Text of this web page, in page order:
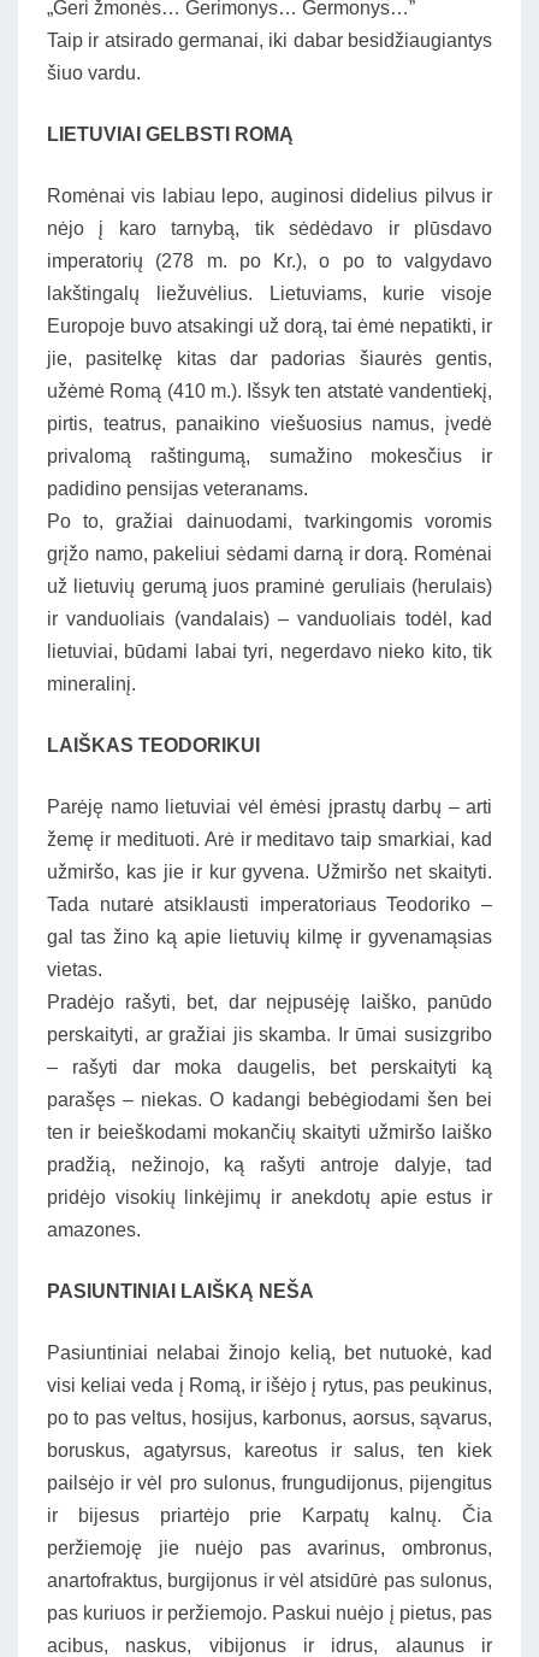
„Geri žmonės… Gerimonys… Germonys…”
Taip ir atsirado germanai, iki dabar besidžiaugiantys
šiuo vardu.
LIETUVIAI GELBSTI ROMĄ
Romėnai vis labiau lepo, auginosi didelius pilvus ir
nėjo į karo tarnybą, tik sėdėdavo ir plūsdavo
imperatorių (278 m. po Kr.), o po to valgydavo
lakštingalų liežuvėlius. Lietuviams, kurie visoje
Europoje buvo atsakingi už dorą, tai ėmė nepatikti, ir
jie, pasitelkę kitas dar padorias šiaurės gentis,
užėmė Romą (410 m.). Išsyk ten atstatė vandentiekį,
pirtis, teatrus, panaikino viešuosius namus, įvedė
privalomą raštingumą, sumažino mokesčius ir
padidino pensijas veteranams.
Po to, gražiai dainuodami, tvarkingomis voromis
grįžo namo, pakeliui sėdami darną ir dorą. Romėnai
už lietuvių gerumą juos praminė geruliais (herulais)
ir vanduoliais (vandalais) – vanduoliais todėl, kad
lietuviai, būdami labai tyri, negerdavo nieko kito, tik
mineralinį.
LAIŠKAS TEODORIKUI
Parėję namo lietuviai vėl ėmėsi įprastų darbų – arti
žemę ir medituoti. Arė ir meditavo taip smarkiai, kad
užmiršo, kas jie ir kur gyvena. Užmiršo net skaityti.
Tada nutarė atsiklausti imperatoriaus Teodoriko –
gal tas žino ką apie lietuvių kilmę ir gyvenamąsias
vietas.
Pradėjo rašyti, bet, dar neįpusėję laiško, panūdo
perskaityti, ar gražiai jis skamba. Ir ūmai susizgribo
– rašyti dar moka daugelis, bet perskaityti ką
parašęs – niekas. O kadangi bebėgiodami šen bei
ten ir beieškodami mokančių skaityti užmiršo laiško
pradžią, nežinojo, ką rašyti antroje dalyje, tad
pridėjo visokių linkėjimų ir anekdotų apie estus ir
amazones.
PASIUNTINIAI LAIŠKĄ NEŠA
Pasiuntiniai nelabai žinojo kelią, bet nutuokė, kad
visi keliai veda į Romą, ir išėjo į rytus, pas peukinus,
po to pas veltus, hosijus, karbonus, aorsus, sąvarus,
boruskus, agatyrsus, kareotus ir salus, ten kiek
pailsėjo ir vėl pro sulonus, frungudijonus, pijengitus
ir bijesus priartėjo prie Karpatų kalnų. Čia
peržiemoję jie nuėjo pas avarinus, ombronus,
anartofraktus, burgijonus ir vėl atsidūrė pas sulonus,
pas kuriuos ir peržiemojo. Paskui nuėjo į pietus, pas
acibus, naskus, vibijonus ir idrus, alaunus ir